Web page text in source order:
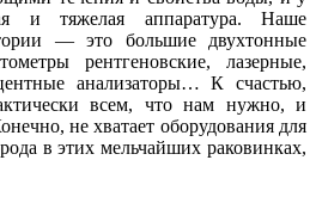
и тяжелая аппаратура. Наше
— это большие двухтонные
рентгеновские, лазерные,
анализаторы… К счастью,
всем, что нам нужно, и
не хватает оборудования для
в этих мельчайших раковинках,